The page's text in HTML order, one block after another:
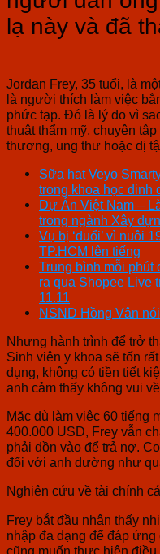
lạ này và đã
Jordan Frey, 35 tuổi, là
là người thích làm việc
phức tạp. Đó là lý do vì
thuật thẩm mỹ, chuyên
thương, ung thư hoặc dị
Sữa hạt Veyo
trong khoa học dinh
Dự Án Việt Nam –
trong ngành Xây
Vụ bị ‘đuổi’ vì nuôi
TP.HCM lên tiếng
Trung bình mỗi phút
ra qua Shopee Live
11.11
NSND Hồng Vân
Nhưng hành trình để trở
Sinh viên y khoa sẽ tốn
dụng, không có tiền tiết
anh cảm thấy không vui
Mặc dù làm việc 60 tiếng
400.000 USD, Frey vẫn
phải dồn vào để trả nợ.
đối với anh dường như
Nghiên cứu về tài chính
Frey bắt đầu nhận thấy
nhập đa dạng để đáp
cũng muốn thực hiện